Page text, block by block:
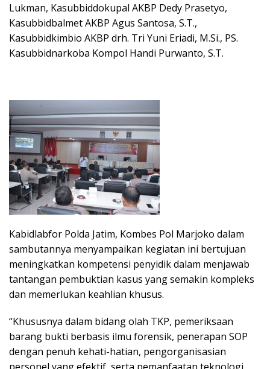
Lukman, Kasubbiddokupal AKBP Dedy Prasetyo,
Kasubbidbalmet AKBP Agus Santosa, S.T.,
Kasubbidkimbio AKBP drh. Tri Yuni Eriadi, M.Si., PS.
Kasubbidnarkoba Kompol Handi Purwanto, S.T.
Kabidlabfor Polda Jatim, Kombes Pol Marjoko dalam
sambutannya menyampaikan kegiatan ini bertujuan
meningkatkan kompetensi penyidik dalam menjawab
tantangan pembuktian kasus yang semakin kompleks
dan memerlukan keahlian khusus.
“Khususnya dalam bidang olah TKP, pemeriksaan
barang bukti berbasis ilmu forensik, penerapan SOP
dengan penuh kehati-hatian, pengorganisasian